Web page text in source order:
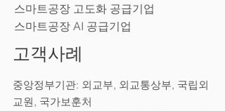
스마트공장 고도화 공급기업
​스마트공장 AI 공급기업
고객사례
중앙정부기관: 외교부, 외교통상부, 국립외
교원, 국가보훈처